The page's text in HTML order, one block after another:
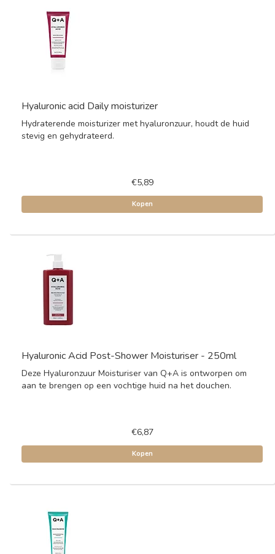
Hyaluronic acid Daily moisturizer
Hydraterende moisturizer met hyaluronzuur, houdt de huid
stevig en gehydrateerd.
€5,89
Kopen
Hyaluronic Acid Post-Shower Moisturiser - 250ml
Deze Hyaluronzuur Moisturiser van Q+A is ontworpen om
aan te brengen op een vochtige huid na het douchen.
€6,87
Kopen